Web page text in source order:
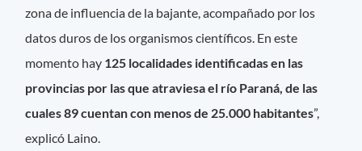
zona de influencia de la bajante, acompañado por los
datos duros de los organismos científicos. En este
momento hay 125 localidades identificadas en las
provincias por las que atraviesa el río Paraná, de las
cuales 89 cuentan con menos de 25.000 habitantes”,
explicó Laino.